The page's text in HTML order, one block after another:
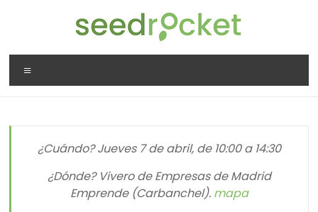
SeedRocket
La
nació¿Cuándo? Jueves 7 de abril, de 10:00 a 14:30
¿Dónde? Vivero de Empresas de Madrid
Emprende (Carbanchel). mapa